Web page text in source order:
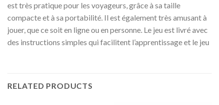
est très pratique pour les voyageurs, grâce à sa taille
compacte et à sa portabilité. Il est également très amusant à
jouer, que ce soit en ligne ou en personne. Le jeu est livré avec
des instructions simples qui facilitent l’apprentissage et le jeu
RELATED PRODUCTS